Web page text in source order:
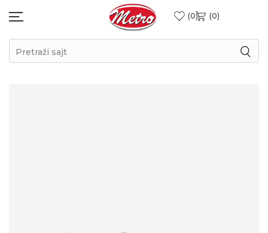
0 0
Pretraži sajt